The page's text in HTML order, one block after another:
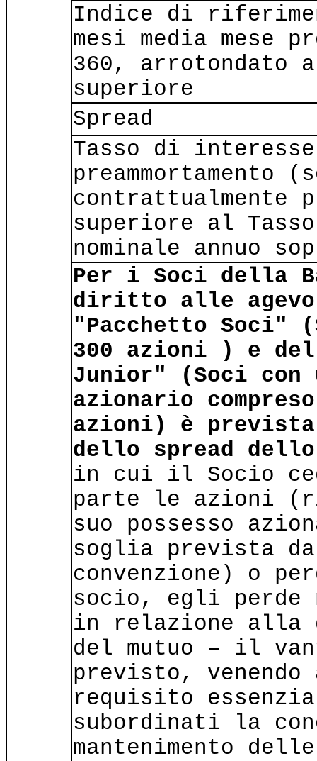
Indice di
mesi media mese
360, arrotondato
superiore
Spread
Tasso di
preammortamento
contrattualmente
superiore al
nominale annuo
Per i Soci della
diritto alle
"Pacchetto Soci"
300 azioni ) e del
Junior" (Soci con
azionario
azioni) è
dello spread
in cui il Socio
parte le azioni
suo possesso
soglia prevista
convenzione) o
socio, egli perde
in relazione alla
del mutuo – il
previsto, venendo
requisito
subordinati la
mantenimento